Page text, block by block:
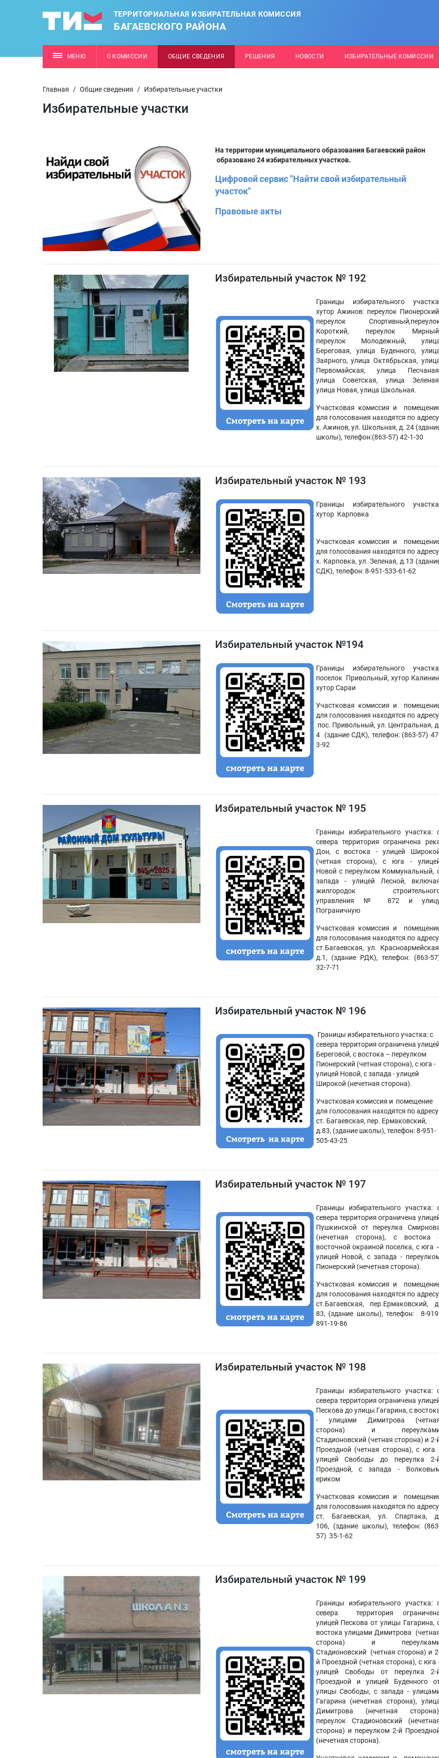
ТЕРРИТОРИАЛЬНАЯ ИЗБИРАТЕЛЬНАЯ КОМИССИЯ
БАГАЕВСКОГО РАЙОНА
МЕНЮ О КОМИССИИ ОБЩИЕ СВЕДЕНИЯ РЕШЕНИЯ НОВОСТИ ИЗБИРАТЕЛЬНЫЕ КОМИССИИ
Главная / Общие сведения / Избирательные участки
Избирательные участки
На территории муниципального образования Багаевский район
образовано 24 избирательных участков.
Цифровой сервис "Найти свой избирательный
участок"
Правовые акты
Избирательный участок № 192
Границы избирательного
хутор Ажинов: переулок
переулок
Короткий, переулок
переулок Молодежный,
Береговая, улица Буденного,
Заярного, улица Октябрьская,
Первомайская, улица
улица Советская, улица
улица Новая, улица Школьная.
Участковая комиссия и
для голосования находятся по
х. Ажинов, ул. Школьная, д. 24
школы), телефон:(863-57) 42-1-30
Избирательный участок № 193
Границы избирательного
хутор Карповка
Участковая комиссия и
для голосования находятся по
х. Карповка, ул. Зеленая, д.13
СДК), телефон: 8-951-533-61-62
Избирательный участок №194
Границы избирательного
поселок Привольный, хутор
хутор Сараи
Участковая комиссия и
для голосования находятся по
пос. Привольный, ул. Центральная,
4 (здание СДК), телефон: (863-57)
3-92
Избирательный участок № 195
Границы избирательного участка:
севера территория ограничена
Дон, с востока - улицей
(четная сторона), с юга -
Новой с переулком Коммунальный,
запада - улицей Лесной,
жилгородок
управления № 872 и
Пограничную
Участковая комиссия и
для голосования находятся по
ст.Багаевская, ул.
д.1, (здание РДК), телефон: (863-
32-7-71
Избирательный участок № 196
Границы избирательного участка: с
севера территория ограничена улицей
Береговой, с востока – переулком
Пионерский (четная сторона), с юга -
улицей Новой, с запада - улицей
Широкой (нечетная сторона).
Участковая комиссия и помещение
для голосования находятся по
ст. Багаевская, пер. Ермаковский,
д.83, (здание школы), телефон: 8-951-
505-43-25
Избирательный участок № 197
Границы избирательного участка:
севера территория ограничена
Пушкинской от переулка
(нечетная сторона), с востока
восточной окраиной поселка, с юга
улицей Новой, с запада -
Пионерский (нечетная сторона).
Участковая комиссия и
для голосования находятся по
ст.Багаевская, пер.Ермаковский,
83, (здание школы), телефон: 8-
891-19-86
Избирательный участок № 198
Границы избирательного участка:
севера территория ограничена
Пескова до улицы Гагарина, с
- улицами Димитрова
сторона) и
Стадионовский (четная сторона) и 2-
Проездной (четная сторона), с юга
улицей Свободы до переулка 2-
Проездной, с запада -
ериком
Участковая комиссия и
для голосования находятся по
ст. Багаевская, ул. Спартака,
106, (здание школы), телефон:
57) 35-1-62
Избирательный участок № 199
Границы избирательного участка:
севера территория
улицей Пескова от улицы Гагарина,
востока улицами Димитрова
сторона) и
Стадионовский (четная сторона) и
й Проездной (четная сторона), с юга
улицей Свободы от переулка 2-
Проездной и улицей Буденного
улицы Свободы, с запада -
Гагарина (нечетная сторона),
Димитрова (нечетная
переулок Стадионовский
сторона) и переулком 2-й
(нечетная сторона).